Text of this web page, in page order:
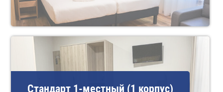
Стандарт 1-местный (1 корпус)